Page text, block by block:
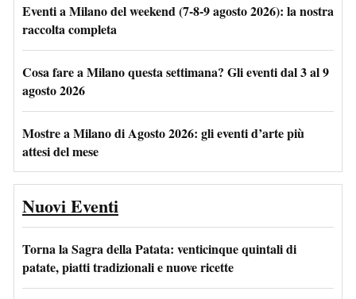
Eventi a Milano del weekend (7-8-9 agosto 2026): la nostra
raccolta completa
Cosa fare a Milano questa settimana? Gli eventi dal 3 al 9
agosto 2026
Mostre a Milano di Agosto 2026: gli eventi d’arte più
attesi del mese
Nuovi Eventi
Torna la Sagra della Patata: venticinque quintali di
patate, piatti tradizionali e nuove ricette